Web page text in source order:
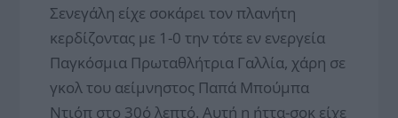
Σενεγάλη είχε σοκάρει τον πλανήτη
κερδίζοντας με 1-0 την τότε εν ενεργεία
Παγκόσμια Πρωταθλήτρια Γαλλία, χάρη σε
γκολ του αείμνηστος Παπά Μπούμπα
Ντιόπ στο 30ό λεπτό. Αυτή η ήττα-σοκ είχε